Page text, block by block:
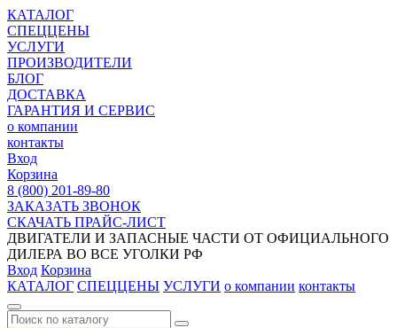
КАТАЛОГ
СПЕЦЦЕНЫ
УСЛУГИ
ПРОИЗВОДИТЕЛИ
БЛОГ
ДОСТАВКА
ГАРАНТИЯ И СЕРВИС
о компании
контакты
Вход
Корзина
8 (800) 201-89-80
ЗАКАЗАТЬ ЗВОНОК
СКАЧАТЬ ПРАЙС-ЛИСТ
ДВИГАТЕЛИ И ЗАПАСНЫЕ ЧАСТИ ОТ ОФИЦИАЛЬНОГО
ДИЛЕРА ВО ВСЕ УГОЛКИ РФ
Вход Корзина
КАТАЛОГ СПЕЦЦЕНЫ УСЛУГИ о компании контакты